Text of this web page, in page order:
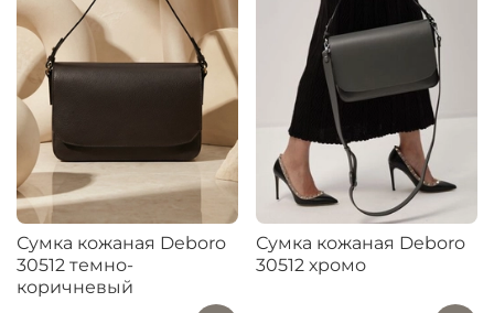
Сумка кожаная Deboro
30512 темно-
коричневый
Сумка кожаная Deboro
30512 хромо